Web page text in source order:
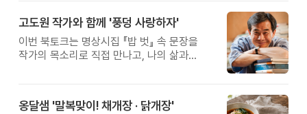
고도원 작가와 함께 '풍덩 사랑하자'
이번 북토크는 명상시집 『밥 벗』 속 문장을
작가의 목소리로 직접 만나고, 나의 삶과
옹달샘 '말복맞이! 채개장 · 닭개장'